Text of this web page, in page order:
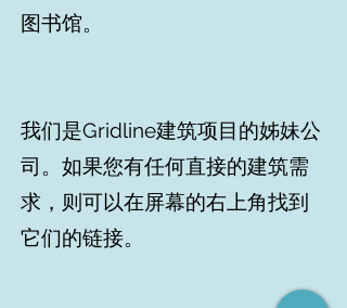
图书馆。
我们是Gridline建筑项目的姊妹公
司。如果您有任何直接的建筑需
求，则可以在屏幕的右上角找到
它们的链接。